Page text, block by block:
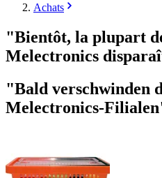
Achats
"Bientôt, la plupart
Melectronics
"Bald verschwinden
Melectronics-